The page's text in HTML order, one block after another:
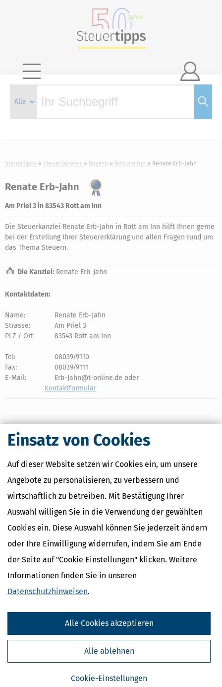
Einsatz von Cookies
Auf dieser Website setzen wir Cookies ein, um unsere
Angebote zu personalisieren, zu verbessern und
wirtschaftlich zu betreiben. Mit Bestätigung Ihrer
Auswahl willigen Sie in die Verwendung der gewählten
Cookies ein. Diese Auswahl können Sie jederzeit ändern
oder Ihre Einwilligung widerrufen, indem Sie am Ende
der Seite auf "Cookie Einstellungen" klicken. Weitere
Informationen finden Sie in unseren
Datenschutzhinweisen.
Cookie-Einstellungen
Alle ablehnen
Alle Cookies akzeptieren

Steuertipps Steuerberater Bayern Rott am Inn Renate Erb-Jahn
Renate Erb-Jahn
Am Priel 3 in 83543 Rott am Inn
Die Steuerkanzlei Renate Erb-Jahn in Rott am Inn hilft Ihnen gerne
bei der Erstellung Ihrer Steuererklärung und allen Fragen rund um
das Thema Steuern.
Die Kanzlei: Renate Erb-Jahn
Kontaktdaten:
Name:
Renate Erb-Jahn
Strasse:
Am Priel 3
PLZ / Ort
83543 Rott am Inn
Tel:
08039/9110
Fax:
08039/9111
E-Mail:
Erb-Jahn@t-online.de oder
Kontaktformular